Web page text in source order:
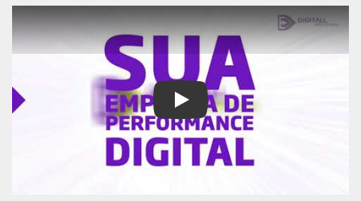
Agência de desenvolvimento